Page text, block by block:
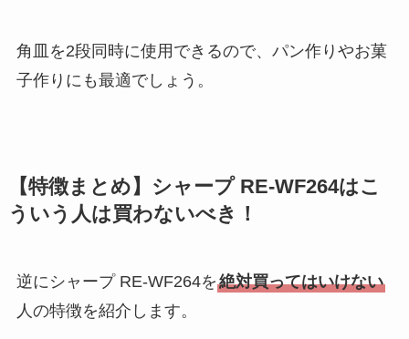
角皿を2段同時に使用できるので、パン作りやお菓
子作りにも最適でしょう。
【特徴まとめ】シャープ RE-WF264はこ
ういう人は買わないべき！
逆にシャープ RE-WF264を絶対買ってはいけない
人の特徴を紹介します。